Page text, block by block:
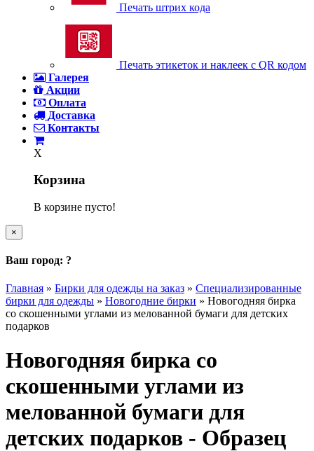
Печать штрих кода
Печать этикеток и наклеек с QR кодом
Галерея
Акции
Оплата
Доставка
Контакты
X
Корзина
В корзине пусто!
×
Ваш город: ?
Главная » Бирки для одежды на заказ » Специализированные
бирки для одежды » Новогодние бирки » Новогодняя бирка
со скошенными углами из мелованной бумаги для детских
подарков
Новогодняя бирка со
скошенными углами из
мелованной бумаги для
детских подарков - Образец